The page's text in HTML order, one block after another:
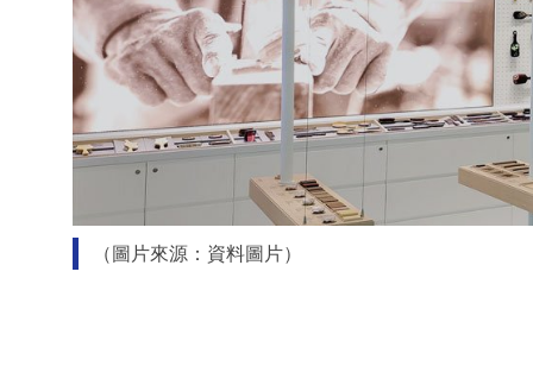
（圖片來源：資料圖片）